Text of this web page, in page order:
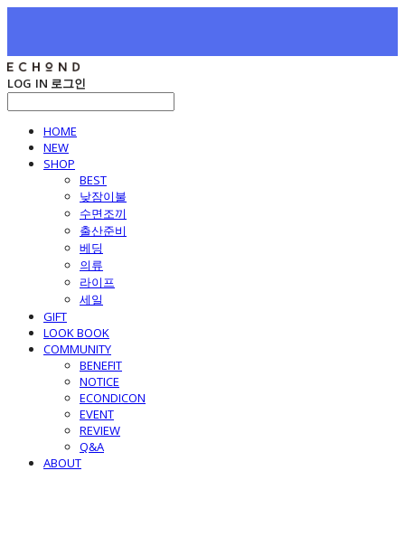
LOG IN 로그인
HOME
NEW
SHOP
BEST
낮잠이불
수면조끼
출산준비
베딩
의류
라이프
세일
GIFT
LOOK BOOK
COMMUNITY
BENEFIT
NOTICE
ECONDICON
EVENT
REVIEW
Q&A
ABOUT